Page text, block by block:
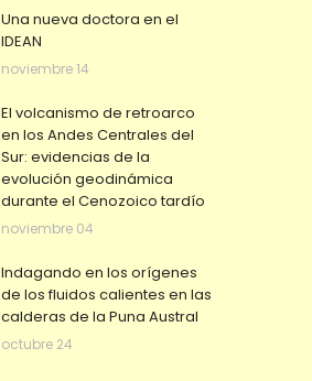
Una nueva doctora en el
IDEAN
noviembre 14
El volcanismo de retroarco
en los Andes Centrales del
Sur: evidencias de la
evolución geodinámica
durante el Cenozoico tardío
noviembre 04
Indagando en los orígenes
de los fluidos calientes en las
calderas de la Puna Austral
octubre 24